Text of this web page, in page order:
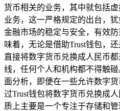
货币相关的业务，其中就包括
业务，这一严格规定的出台，
金融市场的稳定与安全，有效
味着，无论是借助Trust钱包，
直接将数字货币兑换成人民币
线，任何个人和机构都不得触
面分析，即便在一些允许数字
过Trust钱包将数字货币兑换成
质上主要是一个专注于存储和